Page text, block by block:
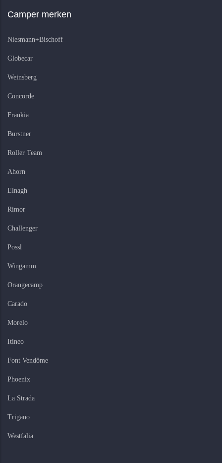
Camper merken
Niesmann+Bischoff
Globecar
Weinsberg
Concorde
Frankia
Burstner
Roller Team
Ahorn
Elnagh
Rimor
Challenger
Possl
Wingamm
Orangecamp
Carado
Morelo
Itineo
Font Vendôme
Phoenix
La Strada
Trigano
Westfalia